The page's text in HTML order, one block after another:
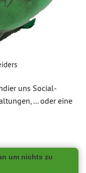
uns Social-
... oder eine
um nichts zu